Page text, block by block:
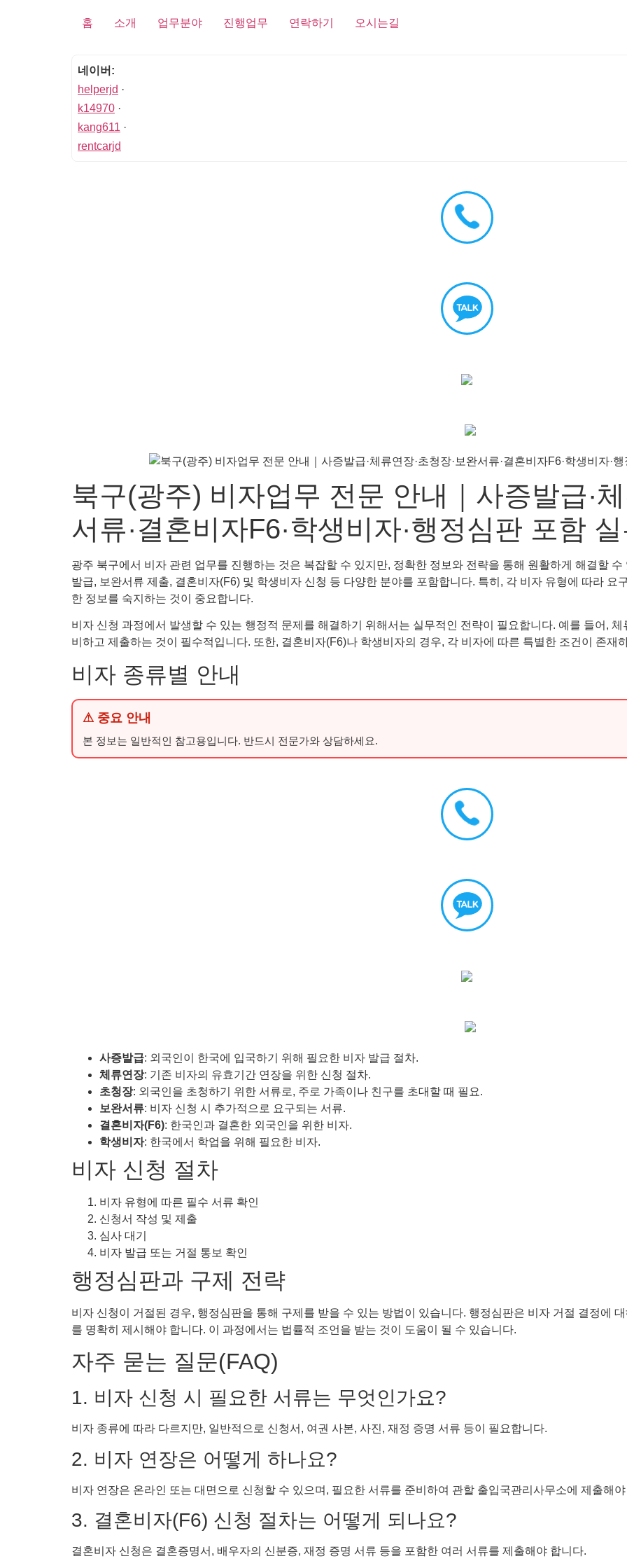
홈 소개 업무분야 진행업무 연락하기 오시는길
네이버:
helperjd ·
k14970 ·
kang611 ·
rentcarjd
북구(광주) 비자업무 전문 안내｜사증발급·
서류·결혼비자F6·학생비자·행정심판 포함
광주 북구에서 비자 관련 업무를 진행하는 것은 복잡할 수 있지만, 정확한 정보와 전략을 통해 원활하게 해결할
발급, 보완서류 제출, 결혼비자(F6) 및 학생비자 신청 등 다양한 분야를 포함합니다. 특히, 각 비자 유형에 따라 요
한 정보를 숙지하는 것이 중요합니다.
비자 신청 과정에서 발생할 수 있는 행정적 문제를 해결하기 위해서는 실무적인 전략이 필요합니다. 예를 들어,
비하고 제출하는 것이 필수적입니다. 또한, 결혼비자(F6)나 학생비자의 경우, 각 비자에 따른 특별한 조건이 존재
비자 종류별 안내
⚠ 중요 안내
본 정보는 일반적인 참고용입니다. 반드시 전문가와 상담하세요.
사증발급: 외국인이 한국에 입국하기 위해 필요한 비자 발급 절차.
체류연장: 기존 비자의 유효기간 연장을 위한 신청 절차.
초청장: 외국인을 초청하기 위한 서류로, 주로 가족이나 친구를 초대할 때 필요.
보완서류: 비자 신청 시 추가적으로 요구되는 서류.
결혼비자(F6): 한국인과 결혼한 외국인을 위한 비자.
학생비자: 한국에서 학업을 위해 필요한 비자.
비자 신청 절차
비자 유형에 따른 필수 서류 확인
신청서 작성 및 제출
심사 대기
비자 발급 또는 거절 통보 확인
행정심판과 구제 전략
비자 신청이 거절된 경우, 행정심판을 통해 구제를 받을 수 있는 방법이 있습니다. 행정심판은 비자 거절 결정에
를 명확히 제시해야 합니다. 이 과정에서는 법률적 조언을 받는 것이 도움이 될 수 있습니다.
자주 묻는 질문(FAQ)
1. 비자 신청 시 필요한 서류는 무엇인가요?
비자 종류에 따라 다르지만, 일반적으로 신청서, 여권 사본, 사진, 재정 증명 서류 등이 필요합니다.
2. 비자 연장은 어떻게 하나요?
비자 연장은 온라인 또는 대면으로 신청할 수 있으며, 필요한 서류를 준비하여 관할 출입국관리사무소에 제출해
3. 결혼비자(F6) 신청 절차는 어떻게 되나요?
결혼비자 신청은 결혼증명서, 배우자의 신분증, 재정 증명 서류 등을 포함한 여러 서류를 제출해야 합니다.